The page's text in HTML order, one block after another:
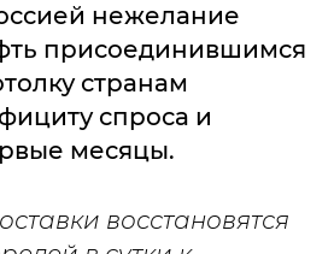
нежелание
присоединившимся
странам
спроса и
месяцы.
восстановятся